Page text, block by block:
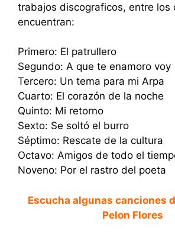
trabajos discograficos, entre los
encuentran:
Primero: El patrullero
Segundo: A que te enamoro voy
Tercero: Un tema para mi Arpa
Cuarto: El corazón de la noche
Quinto: Mi retorno
Sexto: Se soltó el burro
Séptimo: Rescate de la cultura
Octavo: Amigos de todo el
Noveno: Por el rastro del poeta
Escucha algunas canciones
Pelon Flores